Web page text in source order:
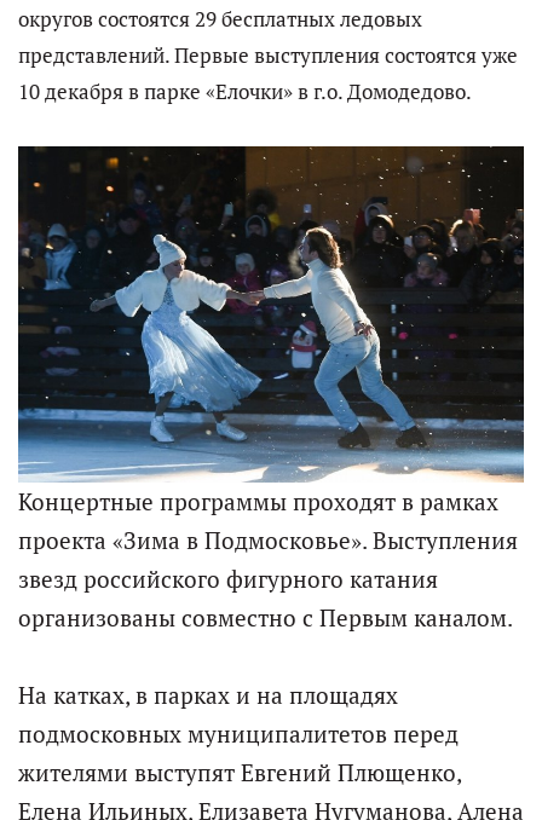
округов состоятся 29 бесплатных ледовых
представлений. Первые выступления состоятся уже
10 декабря в парке «Елочки» в г.о. Домодедово.
Концертные программы проходят в рамках
проекта «Зима в Подмосковье». Выступления
звезд российского фигурного катания
организованы совместно с Первым каналом.
На катках, в парках и на площадях
подмосковных муниципалитетов перед
жителями выступят Евгений Плющенко,
Елена Ильиных, Елизавета Нугуманова, Алена